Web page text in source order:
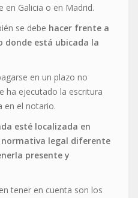
en Galicia o en Madrid.
se debe hacer frente a
donde está ubicada la
en un plazo no
ha ejecutado la escritura
en el notario.
esté localizada en
legal diferente
presente y
tener en cuenta son los